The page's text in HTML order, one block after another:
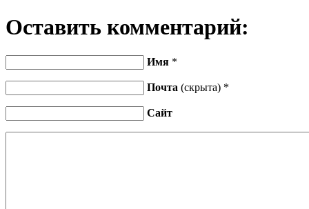
Оставить комментарий:
Имя *
Почта (скрыта) *
Сайт